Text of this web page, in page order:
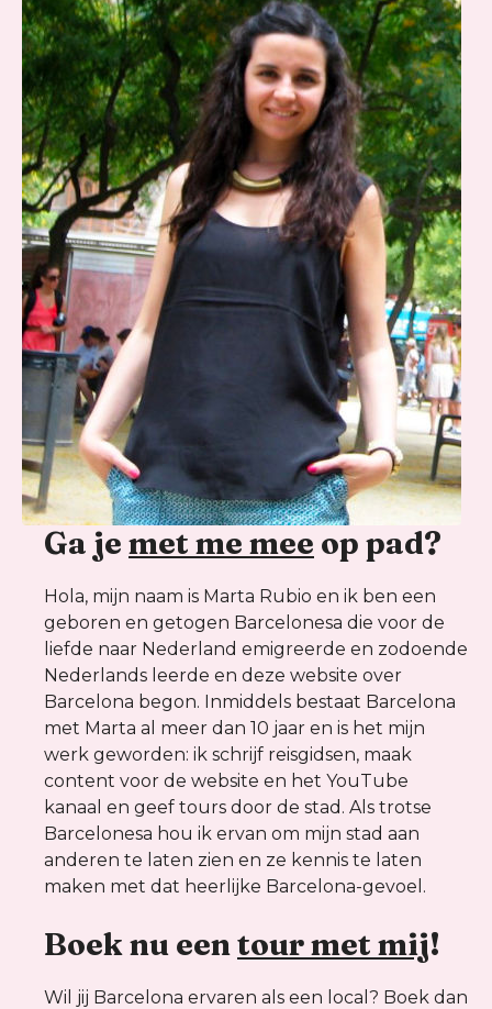
Ga je met me mee op pad?
Hola, mijn naam is Marta Rubio en ik ben een
geboren en getogen Barcelonesa die voor de
liefde naar Nederland emigreerde en zodoende
Nederlands leerde en deze website over
Barcelona begon. Inmiddels bestaat Barcelona
met Marta al meer dan 10 jaar en is het mijn
werk geworden: ik schrijf reisgidsen, maak
content voor de website en het YouTube
kanaal en geef tours door de stad. Als trotse
Barcelonesa hou ik ervan om mijn stad aan
anderen te laten zien en ze kennis te laten
maken met dat heerlijke Barcelona-gevoel.
Boek nu een tour met mij!
Wil jij Barcelona ervaren als een local? Boek dan